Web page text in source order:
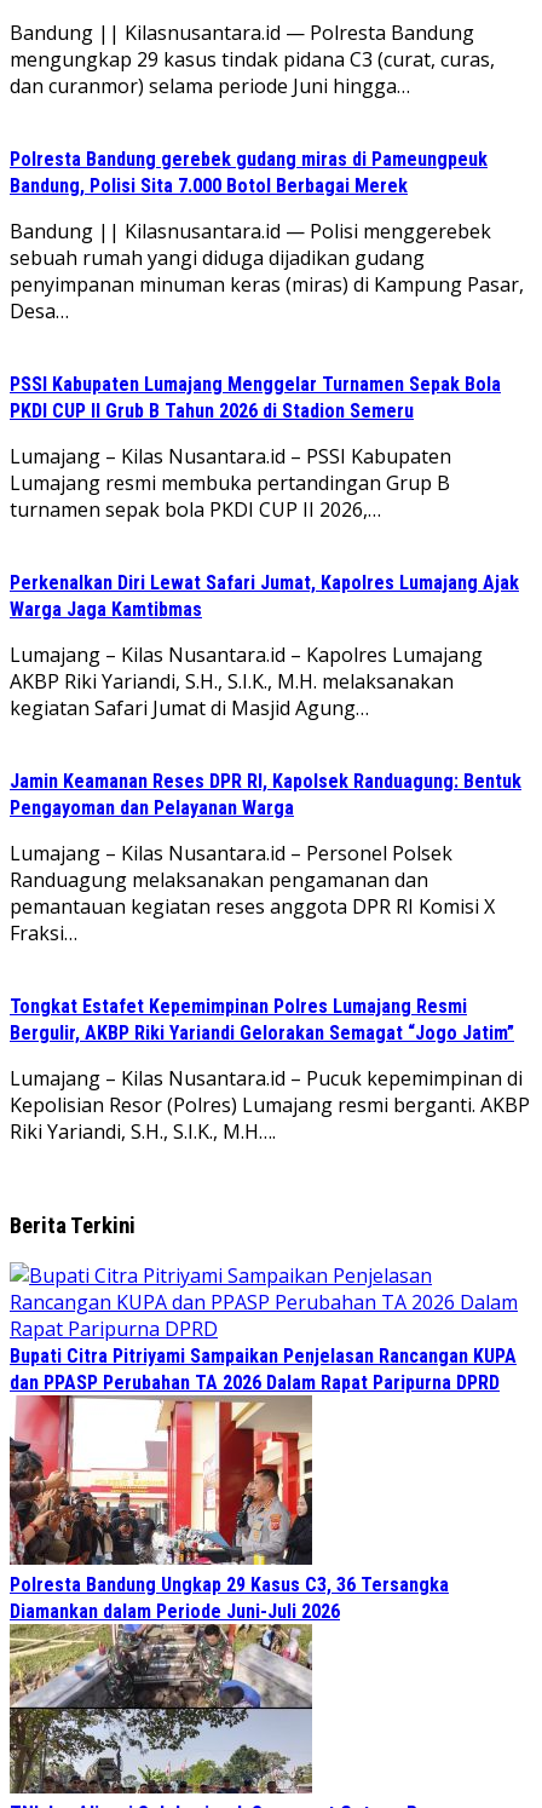
Bandung || Kilasnusantara.id — Polresta Bandung
mengungkap 29 kasus tindak pidana C3 (curat, curas,
dan curanmor) selama periode Juni hingga…
Polresta Bandung gerebek gudang miras di Pameungpeuk
Bandung, Polisi Sita 7.000 Botol Berbagai Merek
Bandung || Kilasnusantara.id — Polisi menggerebek
sebuah rumah yangi diduga dijadikan gudang
penyimpanan minuman keras (miras) di Kampung Pasar,
Desa…
PSSI Kabupaten Lumajang Menggelar Turnamen Sepak Bola
PKDI CUP II Grub B Tahun 2026 di Stadion Semeru
Lumajang – Kilas Nusantara.id – PSSI Kabupaten
Lumajang resmi membuka pertandingan Grup B
turnamen sepak bola PKDI CUP II 2026,…
Perkenalkan Diri Lewat Safari Jumat, Kapolres Lumajang Ajak
Warga Jaga Kamtibmas
Lumajang – Kilas Nusantara.id – Kapolres Lumajang
AKBP Riki Yariandi, S.H., S.I.K., M.H. melaksanakan
kegiatan Safari Jumat di Masjid Agung…
Jamin Keamanan Reses DPR RI, Kapolsek Randuagung: Bentuk
Pengayoman dan Pelayanan Warga
Lumajang – Kilas Nusantara.id – Personel Polsek
Randuagung melaksanakan pengamanan dan
pemantauan kegiatan reses anggota DPR RI Komisi X
Fraksi…
Tongkat Estafet Kepemimpinan Polres Lumajang Resmi
Bergulir, AKBP Riki Yariandi Gelorakan Semagat “Jogo Jatim”
Lumajang – Kilas Nusantara.id – Pucuk kepemimpinan di
Kepolisian Resor (Polres) Lumajang resmi berganti. AKBP
Riki Yariandi, S.H., S.I.K., M.H….
Berita Terkini
Bupati Citra Pitriyami Sampaikan Penjelasan Rancangan KUPA
dan PPASP Perubahan TA 2026 Dalam Rapat Paripurna DPRD
Polresta Bandung Ungkap 29 Kasus C3, 36 Tersangka
Diamankan dalam Periode Juni-Juli 2026